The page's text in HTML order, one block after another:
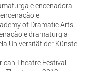
e encenadora
e
of Dramatic Arts
e dramaturgia
Universität der Künste
Theatre Festival